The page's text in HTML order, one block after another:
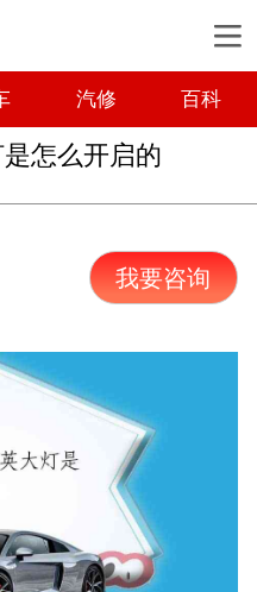
汽修 百科
怎么开启的
我要咨询